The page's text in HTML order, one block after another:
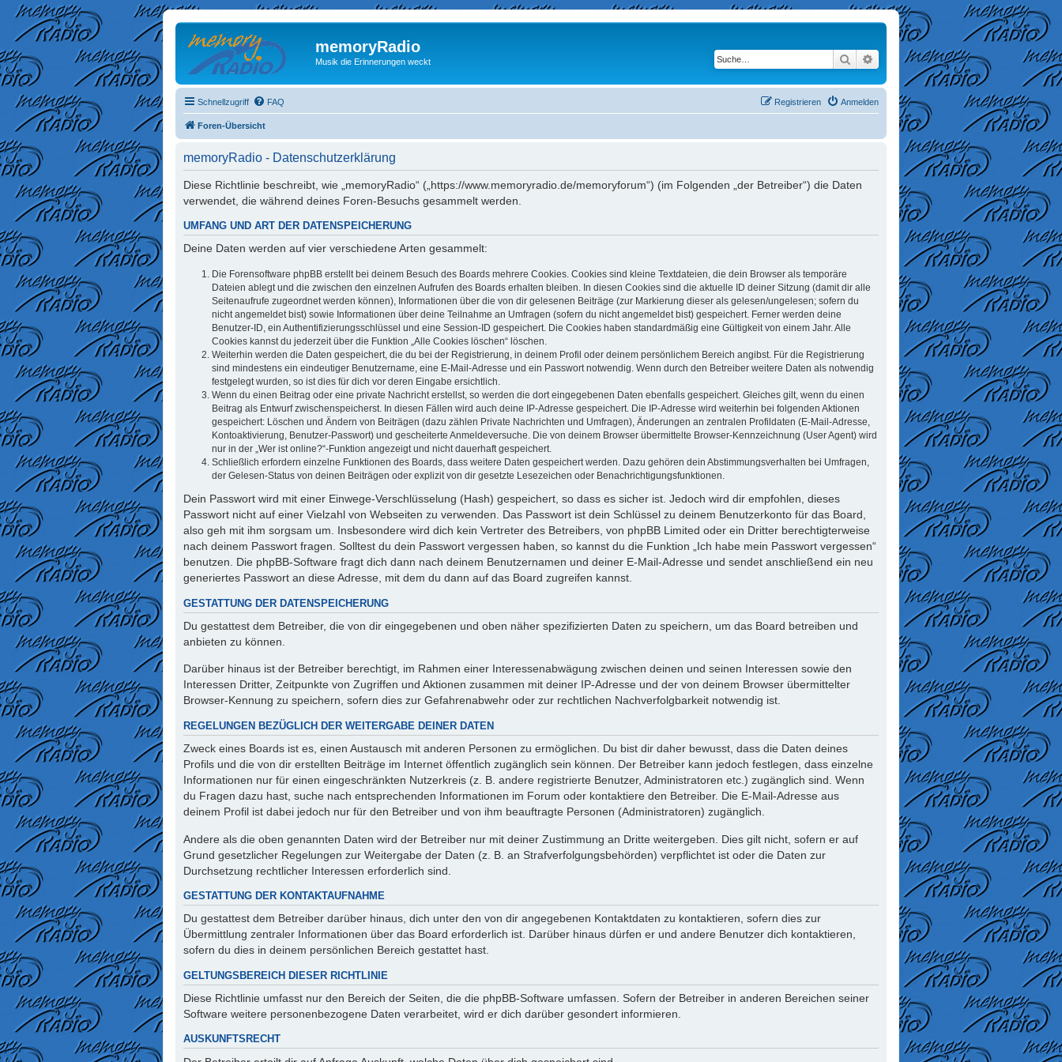
memoryRadio
Musik die Erinnerungen weckt Suche Erweiterte Suche
Schnellzugriff FAQ Anmelden
Registrieren
Foren-Übersicht
memoryRadio - Datenschutzerklärung
Diese Richtlinie beschreibt, wie „memoryRadio“ („https://www.memoryradio.de/memoryforum“) (im Folgenden „der Betreiber“) die Daten
verwendet, die während deines Foren-Besuchs gesammelt werden.
UMFANG UND ART DER DATENSPEICHERUNG
Deine Daten werden auf vier verschiedene Arten gesammelt:
Die Forensoftware phpBB erstellt bei deinem Besuch des Boards mehrere Cookies. Cookies sind kleine Textdateien, die dein Browser als temporäre
Dateien ablegt und die zwischen den einzelnen Aufrufen des Boards erhalten bleiben. In diesen Cookies sind die aktuelle ID deiner Sitzung (damit dir alle
Seitenaufrufe zugeordnet werden können), Informationen über die von dir gelesenen Beiträge (zur Markierung dieser als gelesen/ungelesen; sofern du
nicht angemeldet bist) sowie Informationen über deine Teilnahme an Umfragen (sofern du nicht angemeldet bist) gespeichert. Ferner werden deine
Benutzer-ID, ein Authentifizierungsschlüssel und eine Session-ID gespeichert. Die Cookies haben standardmäßig eine Gültigkeit von einem Jahr. Alle
Cookies kannst du jederzeit über die Funktion „Alle Cookies löschen“ löschen.
Weiterhin werden die Daten gespeichert, die du bei der Registrierung, in deinem Profil oder deinem persönlichem Bereich angibst. Für die Registrierung
sind mindestens ein eindeutiger Benutzername, eine E-Mail-Adresse und ein Passwort notwendig. Wenn durch den Betreiber weitere Daten als notwendig
festgelegt wurden, so ist dies für dich vor deren Eingabe ersichtlich.
Wenn du einen Beitrag oder eine private Nachricht erstellst, so werden die dort eingegebenen Daten ebenfalls gespeichert. Gleiches gilt, wenn du einen
Beitrag als Entwurf zwischenspeicherst. In diesen Fällen wird auch deine IP-Adresse gespeichert. Die IP-Adresse wird weiterhin bei folgenden Aktionen
gespeichert: Löschen und Ändern von Beiträgen (dazu zählen Private Nachrichten und Umfragen), Änderungen an zentralen Profildaten (E-Mail-Adresse,
Kontoaktivierung, Benutzer-Passwort) und gescheiterte Anmeldeversuche. Die von deinem Browser übermittelte Browser-Kennzeichnung (User Agent) wird
nur in der „Wer ist online?“-Funktion angezeigt und nicht dauerhaft gespeichert.
Schließlich erfordern einzelne Funktionen des Boards, dass weitere Daten gespeichert werden. Dazu gehören dein Abstimmungsverhalten bei Umfragen,
der Gelesen-Status von deinen Beiträgen oder explizit von dir gesetzte Lesezeichen oder Benachrichtigungsfunktionen.
Dein Passwort wird mit einer Einwege-Verschlüsselung (Hash) gespeichert, so dass es sicher ist. Jedoch wird dir empfohlen, dieses
Passwort nicht auf einer Vielzahl von Webseiten zu verwenden. Das Passwort ist dein Schlüssel zu deinem Benutzerkonto für das Board,
also geh mit ihm sorgsam um. Insbesondere wird dich kein Vertreter des Betreibers, von phpBB Limited oder ein Dritter berechtigterweise
nach deinem Passwort fragen. Solltest du dein Passwort vergessen haben, so kannst du die Funktion „Ich habe mein Passwort vergessen“
benutzen. Die phpBB-Software fragt dich dann nach deinem Benutzernamen und deiner E-Mail-Adresse und sendet anschließend ein neu
generiertes Passwort an diese Adresse, mit dem du dann auf das Board zugreifen kannst.
GESTATTUNG DER DATENSPEICHERUNG
Du gestattest dem Betreiber, die von dir eingegebenen und oben näher spezifizierten Daten zu speichern, um das Board betreiben und
anbieten zu können.
Darüber hinaus ist der Betreiber berechtigt, im Rahmen einer Interessenabwägung zwischen deinen und seinen Interessen sowie den
Interessen Dritter, Zeitpunkte von Zugriffen und Aktionen zusammen mit deiner IP-Adresse und der von deinem Browser übermittelter
Browser-Kennung zu speichern, sofern dies zur Gefahrenabwehr oder zur rechtlichen Nachverfolgbarkeit notwendig ist.
REGELUNGEN BEZÜGLICH DER WEITERGABE DEINER DATEN
Zweck eines Boards ist es, einen Austausch mit anderen Personen zu ermöglichen. Du bist dir daher bewusst, dass die Daten deines
Profils und die von dir erstellten Beiträge im Internet öffentlich zugänglich sein können. Der Betreiber kann jedoch festlegen, dass einzelne
Informationen nur für einen eingeschränkten Nutzerkreis (z. B. andere registrierte Benutzer, Administratoren etc.) zugänglich sind. Wenn
du Fragen dazu hast, suche nach entsprechenden Informationen im Forum oder kontaktiere den Betreiber. Die E-Mail-Adresse aus
deinem Profil ist dabei jedoch nur für den Betreiber und von ihm beauftragte Personen (Administratoren) zugänglich.
Andere als die oben genannten Daten wird der Betreiber nur mit deiner Zustimmung an Dritte weitergeben. Dies gilt nicht, sofern er auf
Grund gesetzlicher Regelungen zur Weitergabe der Daten (z. B. an Strafverfolgungsbehörden) verpflichtet ist oder die Daten zur
Durchsetzung rechtlicher Interessen erforderlich sind.
GESTATTUNG DER KONTAKTAUFNAHME
Du gestattest dem Betreiber darüber hinaus, dich unter den von dir angegebenen Kontaktdaten zu kontaktieren, sofern dies zur
Übermittlung zentraler Informationen über das Board erforderlich ist. Darüber hinaus dürfen er und andere Benutzer dich kontaktieren,
sofern du dies in deinem persönlichen Bereich gestattet hast.
GELTUNGSBEREICH DIESER RICHTLINIE
Diese Richtlinie umfasst nur den Bereich der Seiten, die die phpBB-Software umfassen. Sofern der Betreiber in anderen Bereichen seiner
Software weitere personenbezogene Daten verarbeitet, wird er dich darüber gesondert informieren.
AUSKUNFTSRECHT